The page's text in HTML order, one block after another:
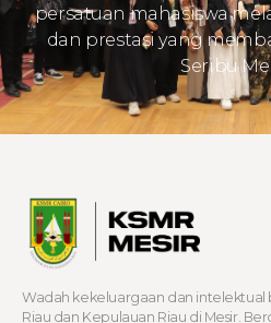
persatuan mahasiswa
dan prestasi yang
Seribu
Wadah kekeluargaan dan intelektual
Riau dan Kepulauan Riau di Mesir.